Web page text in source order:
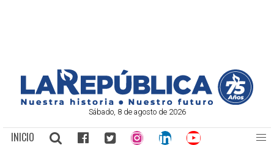
Sábado, 8 de agosto de 2026
INICIO